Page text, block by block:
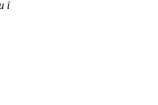
i